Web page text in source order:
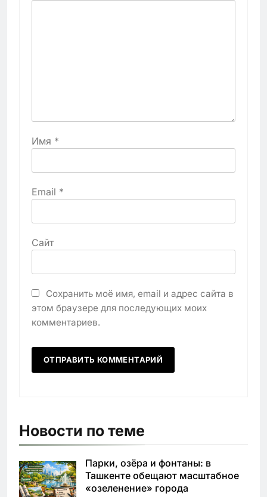
Имя *
Email *
Сайт
Сохранить моё имя, email и адрес сайта в
этом браузере для последующих моих
комментариев.
Новости по теме
Парки, озёра и фонтаны: в
Ташкенте обещают масштабное
«озеленение» города